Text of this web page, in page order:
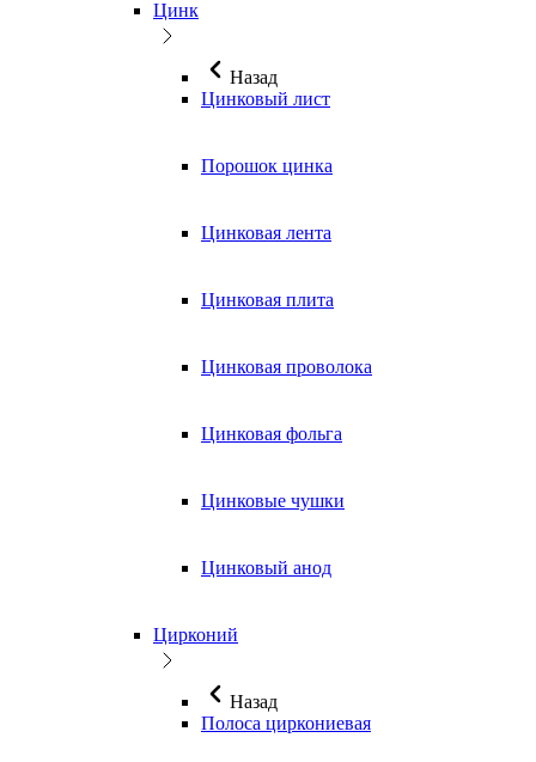
Цинк
Назад
Цинковый лист
Порошок цинка
Цинковая лента
Цинковая плита
Цинковая проволока
Цинковая фольга
Цинковые чушки
Цинковый анод
Цирконий
Назад
Полоса циркониевая